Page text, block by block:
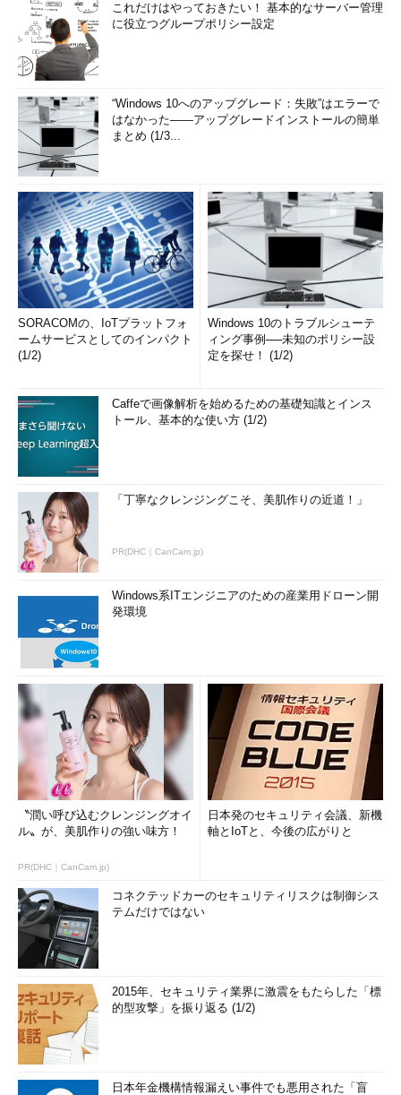
これだけはやっておきたい！ 基本的なサーバー管理
に役立つグループポリシー設定
“Windows 10へのアップグレード：失敗”はエラーで
はなかった――アップグレードインストールの簡単
まとめ (1/3...
SORACOMの、IoTプラットフォ
ームサービスとしてのインパクト
(1/2)
Windows 10のトラブルシューテ
ィング事例──未知のポリシー設
定を探せ！ (1/2)
Caffeで画像解析を始めるための基礎知識とインス
トール、基本的な使い方 (1/2)
「丁寧なクレンジングこそ、美肌作りの近道！」
PR(DHC｜CanCam.jp)
Windows系ITエンジニアのための産業用ドローン開
発環境
〝潤い呼び込むクレンジングオイ
ル〟が、美肌作りの強い味方！
PR(DHC｜CanCam.jp)
日本発のセキュリティ会議、新機
軸とIoTと、今後の広がりと
コネクテッドカーのセキュリティリスクは制御シス
テムだけではない
2015年、セキュリティ業界に激震をもたらした「標
的型攻撃」を振り返る (1/2)
日本年金機構情報漏えい事件でも悪用された「盲